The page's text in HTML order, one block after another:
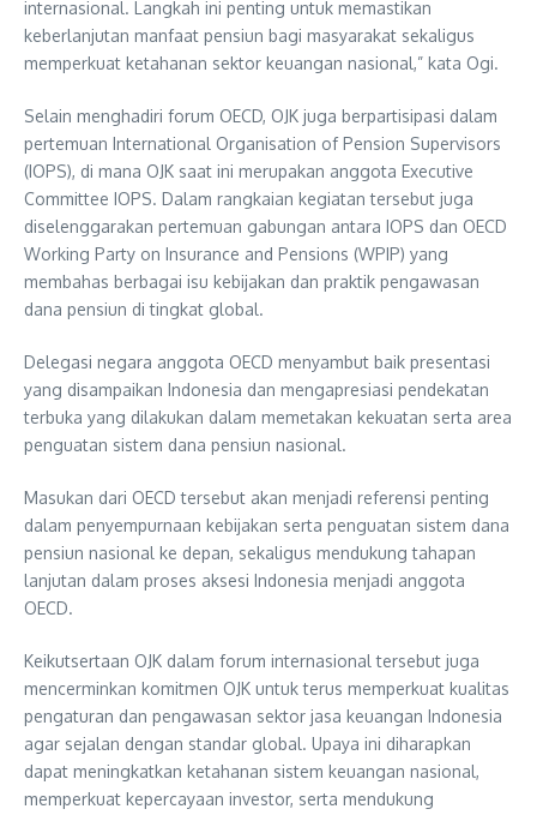
internasional. Langkah ini penting untuk memastikan
keberlanjutan manfaat pensiun bagi masyarakat sekaligus
memperkuat ketahanan sektor keuangan nasional,” kata Ogi.
Selain menghadiri forum OECD, OJK juga berpartisipasi dalam
pertemuan International Organisation of Pension Supervisors
(IOPS), di mana OJK saat ini merupakan anggota Executive
Committee IOPS. Dalam rangkaian kegiatan tersebut juga
diselenggarakan pertemuan gabungan antara IOPS dan OECD
Working Party on Insurance and Pensions (WPIP) yang
membahas berbagai isu kebijakan dan praktik pengawasan
dana pensiun di tingkat global.
Delegasi negara anggota OECD menyambut baik presentasi
yang disampaikan Indonesia dan mengapresiasi pendekatan
terbuka yang dilakukan dalam memetakan kekuatan serta area
penguatan sistem dana pensiun nasional.
Masukan dari OECD tersebut akan menjadi referensi penting
dalam penyempurnaan kebijakan serta penguatan sistem dana
pensiun nasional ke depan, sekaligus mendukung tahapan
lanjutan dalam proses aksesi Indonesia menjadi anggota
OECD.
Keikutsertaan OJK dalam forum internasional tersebut juga
mencerminkan komitmen OJK untuk terus memperkuat kualitas
pengaturan dan pengawasan sektor jasa keuangan Indonesia
agar sejalan dengan standar global. Upaya ini diharapkan
dapat meningkatkan ketahanan sistem keuangan nasional,
memperkuat kepercayaan investor, serta mendukung